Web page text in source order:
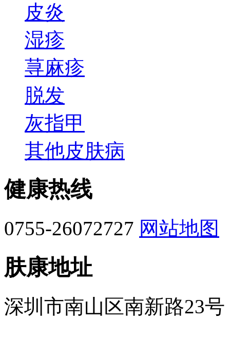
皮炎
湿疹
荨麻疹
脱发
灰指甲
其他皮肤病
健康热线
0755-26072727 网站地图
肤康地址
深圳市南山区南新路23